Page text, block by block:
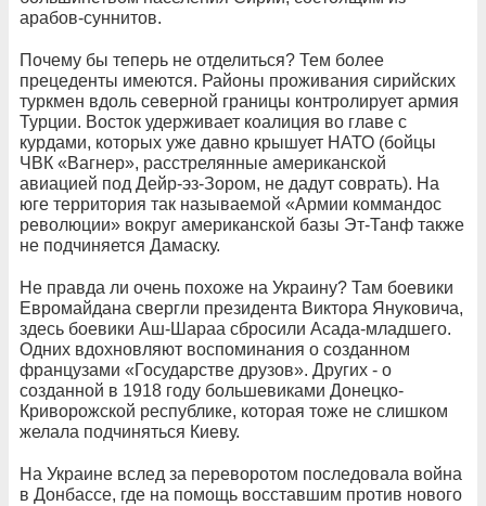
арабов-суннитов.
Почему бы теперь не отделиться? Тем более
прецеденты имеются. Районы проживания сирийских
туркмен вдоль северной границы контролирует армия
Турции. Восток удерживает коалиция во главе с
курдами, которых уже давно крышует НАТО (бойцы
ЧВК «Вагнер», расстрелянные американской
авиацией под Дейр-эз-Зором, не дадут соврать). На
юге территория так называемой «Армии коммандос
революции» вокруг американской базы Эт-Танф также
не подчиняется Дамаску.
Не правда ли очень похоже на Украину? Там боевики
Евромайдана свергли президента Виктора Януковича,
здесь боевики Аш-Шараа сбросили Асада-младшего.
Одних вдохновляют воспоминания о созданном
французами «Государстве друзов». Других - о
созданной в 1918 году большевиками Донецко-
Криворожской республике, которая тоже не слишком
желала подчиняться Киеву.
На Украине вслед за переворотом последовала война
в Донбассе, где на помощь восставшим против нового